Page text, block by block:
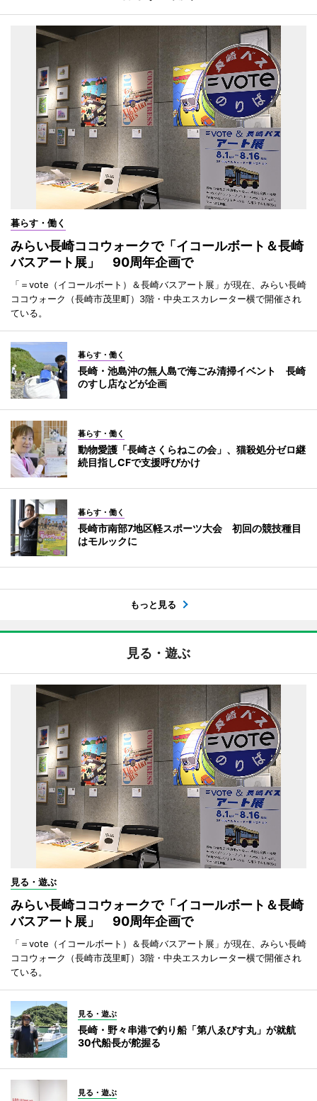
暮らす・働く
みらい長崎ココウォークで「イコールボート＆長崎
バスアート展」 90周年企画で
「＝vote（イコールボート）＆長崎バスアート展」が現在、みらい長崎
ココウォーク（長崎市茂里町）3階・中央エスカレーター横で開催され
ている。
暮らす・働く
長崎・池島沖の無人島で海ごみ清掃イベント 長崎
のすし店などが企画
暮らす・働く
動物愛護「長崎さくらねこの会」、猫殺処分ゼロ継
続目指しCFで支援呼びかけ
暮らす・働く
長崎市南部7地区軽スポーツ大会 初回の競技種目
はモルックに
もっと見る
見る・遊ぶ
見る・遊ぶ
みらい長崎ココウォークで「イコールボート＆長崎
バスアート展」 90周年企画で
「＝vote（イコールボート）＆長崎バスアート展」が現在、みらい長崎
ココウォーク（長崎市茂里町）3階・中央エスカレーター横で開催され
ている。
見る・遊ぶ
長崎・野々串港で釣り船「第八ゑびす丸」が就航
30代船長が舵握る
見る・遊ぶ